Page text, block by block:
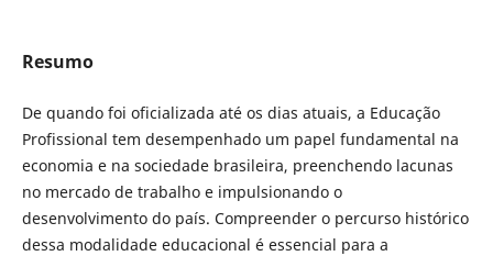
Resumo
De quando foi oficializada até os dias atuais, a Educação
Profissional tem desempenhado um papel fundamental na
economia e na sociedade brasileira, preenchendo lacunas
no mercado de trabalho e impulsionando o
desenvolvimento do país. Compreender o percurso histórico
dessa modalidade educacional é essencial para a